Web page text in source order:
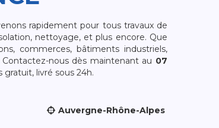
rapidement pour tous travaux de
nettoyage, et plus encore. Que
commerces, bâtiments industriels,
nous dès maintenant au 07
livré sous 24h.
Auvergne-Rhône-Alpes